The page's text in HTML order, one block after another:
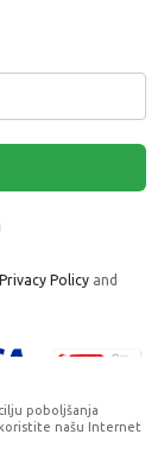
Privacy Policy and
moguće, ali ne
poboljšanja
našu Internet